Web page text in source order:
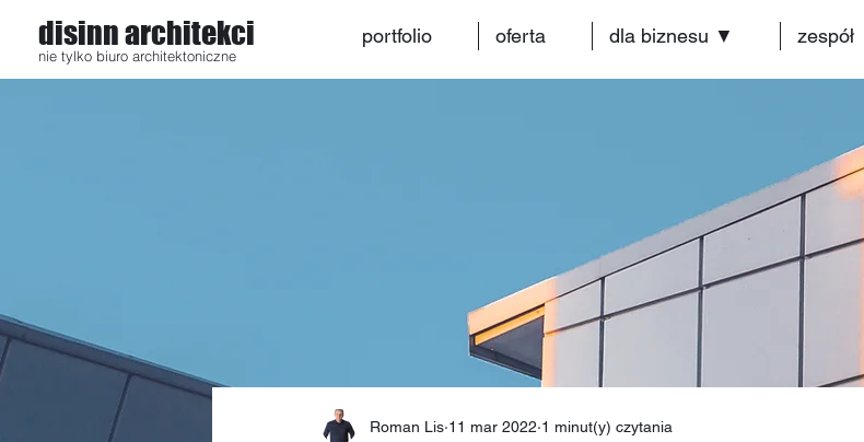
disinn architekci
nie tylko biuro architektoniczne
portfolio oferta dla biznesu ▼ zespół
Roman Lis 11 mar 2022 1 minut(y) czytania